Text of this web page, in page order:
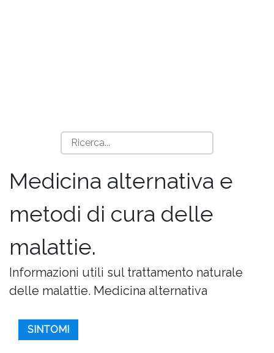
Medicina alternativa e
metodi di cura delle
malattie.
Informazioni utili sul trattamento naturale
delle malattie. Medicina alternativa
SINTOMI